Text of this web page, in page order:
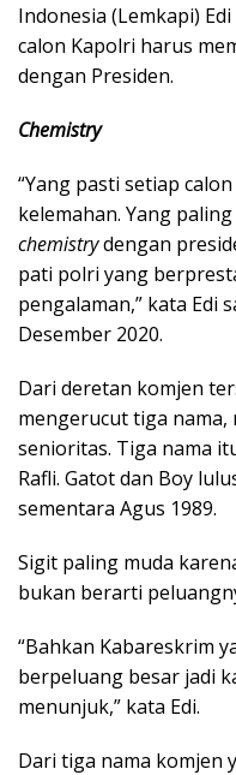
Indonesia (Lemkapi)
calon Kapolri harus
dengan Presiden.
Chemistry
“Yang pasti setiap
kelemahan. Yang
chemistrydengan
pati polri yang
pengalaman,” kata Edi
Desember 2020.
Dari deretan komjen
mengerucut tiga nama,
senioritas. Tiga nama
Rafli. Gatot dan Boy
sementara Agus 1989.
Sigit paling muda
bukan berarti
“Bahkan Kabareskrim
berpeluang besar jadi
menunjuk,” kata Edi.
Dari tiga nama komjen